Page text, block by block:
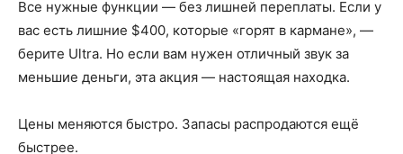
Все нужные функции — без лишней переплаты. Если у
вас есть лишние $400, которые «горят в кармане», —
берите Ultra. Но если вам нужен отличный звук за
меньшие деньги, эта акция — настоящая находка.
Цены меняются быстро. Запасы распродаются ещё
быстрее.